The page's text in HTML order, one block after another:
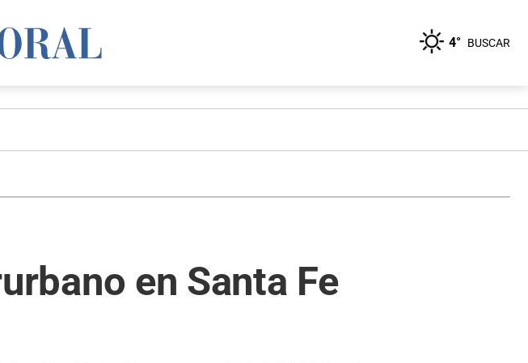
4° BUSCAR
en Santa Fe